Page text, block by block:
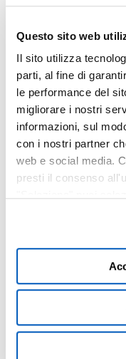
Questo sito web
Il sito utilizza
parti, al fine di
le performance del
migliorare i nostri
informazioni, sul
con i nostri partner
web e social media.
presti il consenso
destra puoi
dei cookie necessari.
eventualmente
l'Informativa su
consenso in
Mostra Dettagli.